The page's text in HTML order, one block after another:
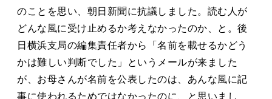
のことを思い、朝日新聞に抗議しました。読む人が
どんな風に受け止めるか考えなかったのか、と。後
日横浜支局の編集責任者から「名前を載せるかどう
かは難しい判断でした」というメールが来ました
が、お母さんが名前を公表したのは、あんな風に記
事に使われるためではなかったのに、と思いまし